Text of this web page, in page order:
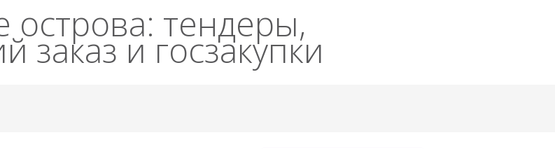
острова: тендеры,
заказ и госзакупки